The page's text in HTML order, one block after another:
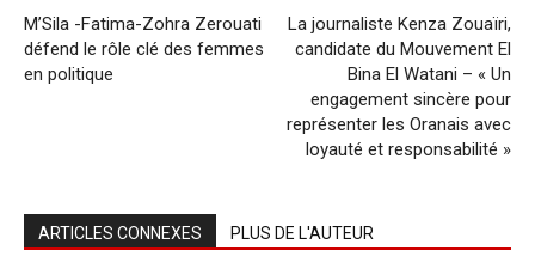
M’Sila -Fatima-Zohra Zerouati
défend le rôle clé des femmes
en politique
La journaliste Kenza Zouaïri,
candidate du Mouvement El
Bina El Watani – « Un
engagement sincère pour
représenter les Oranais avec
loyauté et responsabilité »
ARTICLES CONNEXES PLUS DE L'AUTEUR